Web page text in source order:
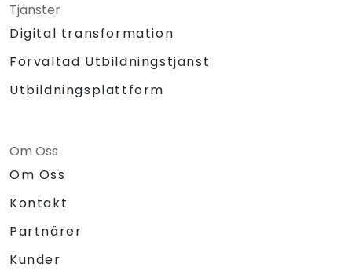
Tjänster
Digital transformation
Förvaltad Utbildningstjänst
Utbildningsplattform
Om Oss
Om Oss
Kontakt
Partnärer
Kunder